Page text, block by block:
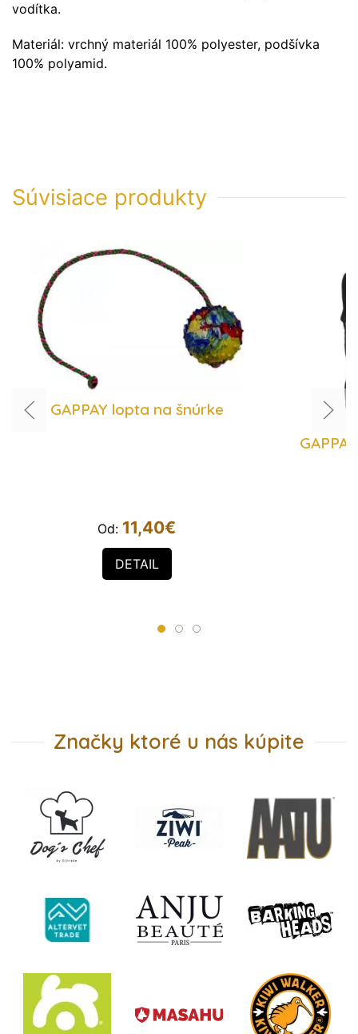
vodítka.
Materiál: vrchný materiál 100% polyester, podšívka
100% polyamid.
Súvisiace produkty
GAPPAY lopta na šnúrke
Od: 11,40€
DETAIL
Značky ktoré u nás kúpite